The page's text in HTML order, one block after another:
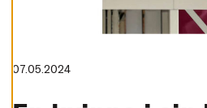
C07.05.2024